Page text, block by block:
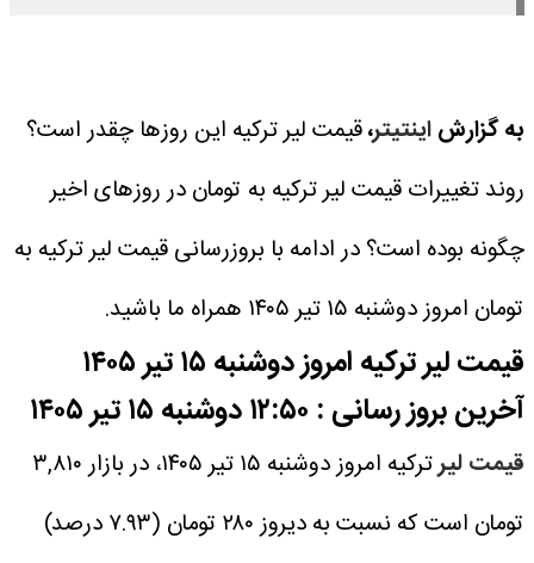
به گزارشاینتیتر،قیمت لیر ترکیه این روزها چقدر است؟
روند تغییرات قیمت لیر ترکیه به تومان در روزهای اخیر
چگونه بوده است؟ در ادامه با بروزرسانی قیمت لیر ترکیه به
تومان امروز دوشنبه ۱۵ تیر ۱۴۰۵ همراه ما باشید.
قیمت لیر ترکیه امروز دوشنبه ۱۵ تیر ۱۴۰۵
آخرین بروز رسانی : ۱۲:۵۰ دوشنبه ۱۵ تیر ۱۴۰۵
قیمت لیر
ترکیه امروز دوشنبه ۱۵ تیر ۱۴۰۵، در بازار ۳,۸۱۰
تومان است که نسبت به دیروز ۲۸۰ تومان (۷.۹۳ درصد)